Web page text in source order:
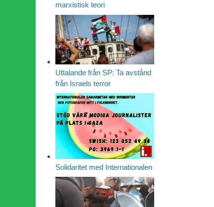
marxistisk teori
Uttalande från SP: Ta avstånd
från Israels terror
Solidaritet med Internationalen